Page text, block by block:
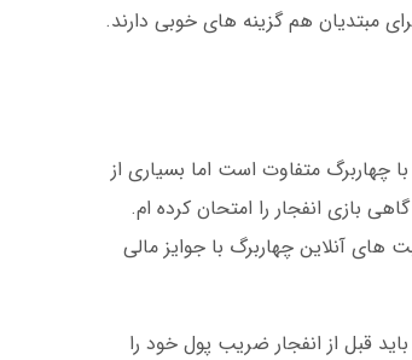
مبتدیان هم گزینه های خوبی دارند.
چهاربرگ متفاوت است اما بسیاری از
بازی انفجار را امتحان کرده ام.
آنلاین چهاربرگ با جوایز مالی
می یابد. شما باید قبل از انفجار ضریب پول خود را